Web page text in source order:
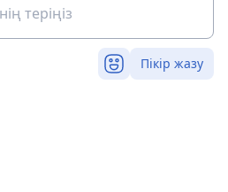
Пікір жазу